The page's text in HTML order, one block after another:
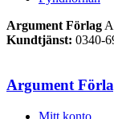
Argument Förlag
Kundtjänst: 0340-
Argument